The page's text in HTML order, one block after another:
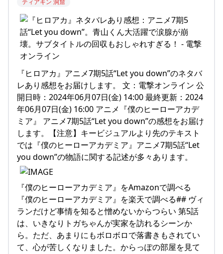
ティアキン 洞窟
『ヒロアカ』アニメ7期5話“Let you down”のネタバ
レあり感想をお届けします。 文：電撃オンライン 公
開日時：2024年06月07日(金) 14:00 最終更新：2024
年06月07日(金) 16:00 アニメ『僕のヒーローアカデ
ミア』 アニメ7期5話“Let you down”の感想をお届け
します。【注意】キービジュアルより先のテキスト
では『僕のヒーローアカデミア』アニメ7期5話“Let
you down”の物語に関する記述が多々あります。
『僕のヒーローアカデミア』をAmazonで調べる
『僕のヒーローアカデミア』を楽天で調べる## ヴィ
ランだけど事情を知ると憎めないからつらい 第5話
は、いきなりトガちゃんが実家を訪れるシーンか
ら。ただ、あまりにもボロボロで落書きもされてい
て、心が苦しくなりました。からっぽの部屋を見て